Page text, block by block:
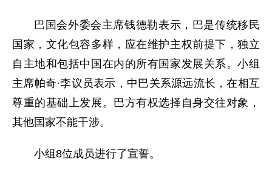
巴国会外委会主席钱德勒表示，巴是传统移民
国家，文化包容多样，应在维护主权前提下，独立
自主地和包括中国在内的所有国家发展关系。小组
主席帕奇·李议员表示，中巴关系源远流长，在相互
尊重的基础上发展。巴方有权选择自身交往对象，
其他国家不能干涉。
小组8位成员进行了宣誓。